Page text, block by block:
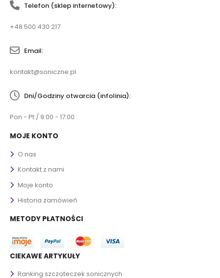
Telefon (sklep internetowy):
+48 500 430 217
Email:
kontakt@soniczne.pl
Dni/Godziny otwarcia (infolinia):
Pon - Pt / 9:00 - 17:00
MOJE KONTO
O nas
Kontakt z nami
Moje konto
Historia zamówień
METODY PŁATNOŚCI
CIEKAWE ARTYKUŁY
Ranking szczoteczek sonicznych